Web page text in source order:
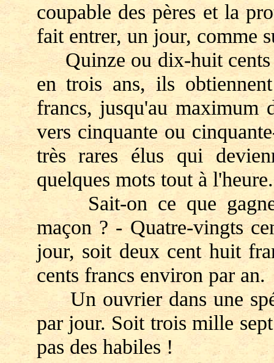
coupable des pères et la
fait entrer, un jour, comme
Quinze ou dix-huit cents
en trois ans, ils
francs, jusqu'au maximum
vers cinquante ou
très rares élus qui
quelques mots tout à l'heure.
Sait-on ce que gagne
maçon ? - Quatre-vingts
jour, soit deux cent huit
cents francs environ par an.
Un ouvrier dans une
par jour. Soit trois mille
pas des habiles !